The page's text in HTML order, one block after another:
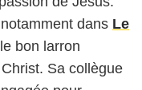
dans Le
bon larron
Sa collègue